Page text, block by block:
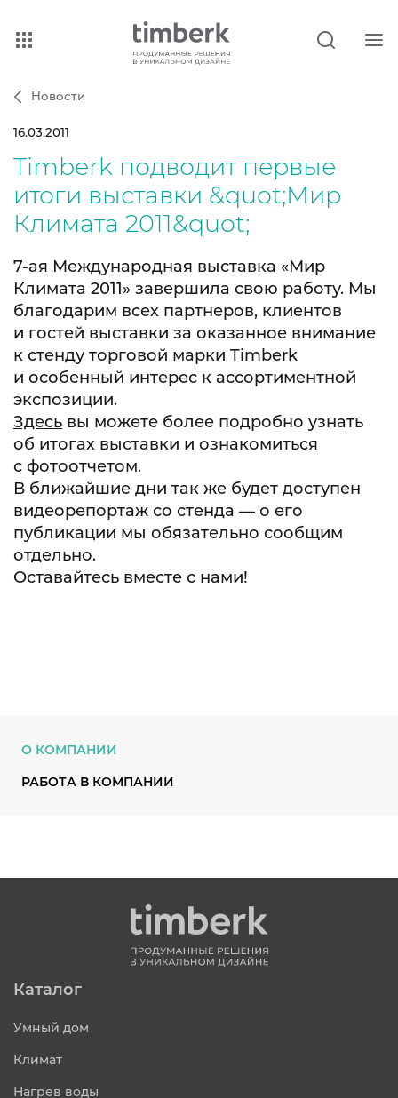
Новости
О КОМПАНИИ
РАБОТА В КОМПАНИИ
16.03.2011
Timberk подводит первые
итоги выставки &quot;Мир
Климата 2011&quot;
7‑ая Международная выставка «Мир
Климата 2011» завершила свою работу. Мы
благодарим всех партнеров, клиентов
и гостей выставки за оказанное внимание
к стенду торговой марки Timberk
и особенный интерес к ассортиментной
экспозиции.
Здесь вы можете более подробно узнать
об итогах выставки и ознакомиться
с фотоотчетом.
В ближайшие дни так же будет доступен
видеорепортаж со стенда — о его
публикации мы обязательно сообщим
отдельно.
Оставайтесь вместе с нами!
Каталог
Умный дом
Климат
Нагрев воды